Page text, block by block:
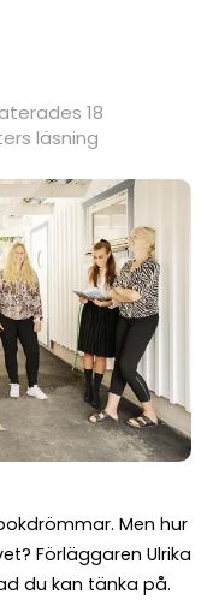
18
läsning
Men hur
Förläggaren Ulrika
du kan tänka på.